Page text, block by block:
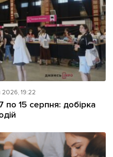
Прес-релізи
Фото/Відео
Made in Lviv
2026, 19:22
по 15 серпня: добірка